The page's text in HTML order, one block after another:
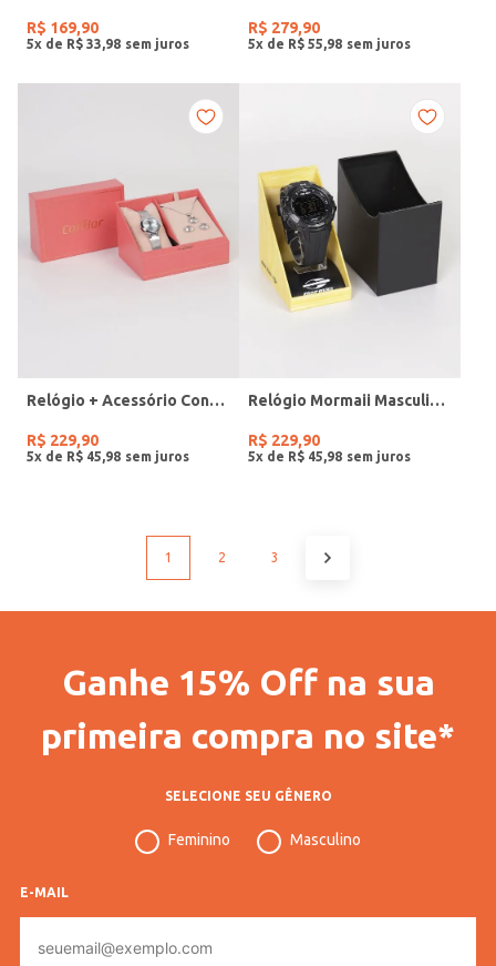
R$ 169,90
5x de R$ 33 98
R$ 279,90
5x de R$ 55 98
Relógio + Acessório Condor Feminino PRATA
R$ 229,90
5x de R$ 45 98
Relógio Mormaii Masculino PRETO
R$ 229,90
5x de R$ 45 98
1 2 3
Ganhe 15% Off na sua
primeira compra no site*
SELECIONE SEU GÊNERO
Feminino Masculino
E-MAIL
mail